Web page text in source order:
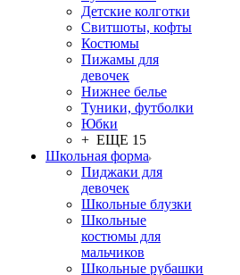
Детские колготки
Свитшоты, кофты
Костюмы
Пижамы для
девочек
Нижнее белье
Туники, футболки
Юбки
+ ЕЩЕ 15
Школьная форма
Пиджаки для
девочек
Школьные блузки
Школьные
костюмы для
мальчиков
Школьные рубашки